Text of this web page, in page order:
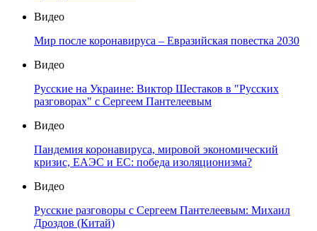
Видео
Мир после коронавируса – Евразийская повестка 2030
Видео
Русские на Украине: Виктор Шестаков в "Русских
разговорах" с Сергеем Пантелеевым
Видео
Пандемия коронавируса, мировой экономический
кризис, ЕАЭС и ЕС: победа изоляционизма?
Видео
Русские разговоры с Сергеем Пантелеевым: Михаил
Дроздов (Китай)